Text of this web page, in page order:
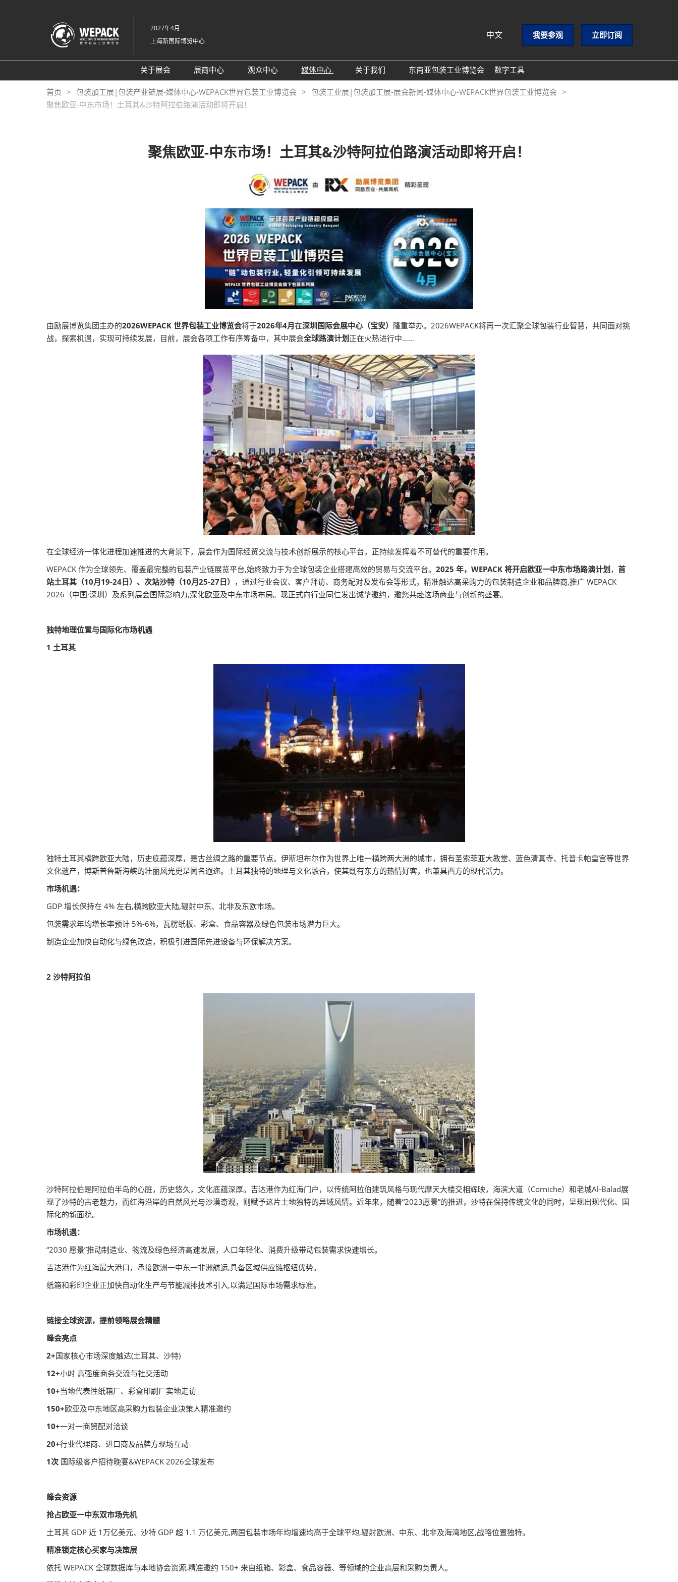
跳
转
容
2027年4月
上海新国际博览中心
中文
English
我要参观 立即订阅
关于展会
展会概况
展品范围
支持媒体
展馆平面图
展商中心
展位预定
参展理由
观众中心
观众预登记
媒体中心
展会新闻
订阅电邮
关于我们
主办方介绍
东南亚包装工业博览会
数字工具
GloConverting
首页 包装加工展|包装产业链展-媒体中心-WEPACK世界包装工业博览会
包装工业展|包装加工展-展会新闻-媒体中心-WEPACK世界包装工业博览会
聚焦欧亚-中东市场！土耳其&沙特阿拉伯路演活动即将开启！
聚焦欧亚-中东市场！土耳其&沙特阿拉伯路演活动即将开启！
由励展博览集团主办的2026WEPACK 世界包装工业博览会将于2026年4月在深圳国际会展中心（宝安） 隆重举办。2026WEPACK将再一次汇聚全球包装行业智慧，共同面对挑
战，探索机遇，实现可持续发展，目前，展会各项工作有序筹备中，其中展会全球路演计划 正在火热进行中……
在全球经济一体化进程加速推进的大背景下，展会作为国际经贸交流与技术创新展示的核心平台，正持续发挥着不可替代的重要作用。
WEPACK 作为全球领先、覆盖最完整的包装产业链展览平台,始终致力于为全球包装企业搭建高效的贸易与交流平台。 2025 年，WEPACK 将开启欧亚一中东市场路演计划 ， 首
站土耳其（10月19-24日）、次站沙特（10月25-27日） ，通过行业会议、客户拜访、商务配对及发布会等形式，精准触达高采购力的包装制造企业和品牌商,推广 WEPACK
2026（中国·深圳）及系列展会国际影响力,深化欧亚及中东市场布局。现正式向行业同仁发出诚挚邀约，邀您共赴这场商业与创新的盛宴。
独特地理位置与国际化市场机遇
1 土耳其
独特土耳其横跨欧亚大陆，历史底蕴深厚，是古丝绸之路的重要节点。伊斯坦布尔作为世界上唯一横跨两大洲的城市，拥有圣索菲亚大教堂、蓝色清真寺、托普卡帕皇宫等世界
文化遗产，博斯普鲁斯海峡的壮丽风光更是闻名遐迩。土耳其独特的地理与文化融合，使其既有东方的热情好客，也兼具西方的现代活力。
市场机遇：
GDP 增长保持在 4% 左右,横跨欧亚大陆,辐射中东、北非及东欧市场。
包装需求年均增长率预计 5%-6%，瓦楞纸板、彩盒、食品容器及绿色包装市场潜力巨大。
制造企业加快自动化与绿色改造，积极引进国际先进设备与环保解决方案。
2 沙特阿拉伯
沙特阿拉伯是阿拉伯半岛的心脏，历史悠久，文化底蕴深厚。吉达港作为红海门户，以传统阿拉伯建筑风格与现代摩天大楼交相辉映，海滨大道（Corniche）和老城Al-Balad展
现了沙特的古老魅力，而红海沿岸的自然风光与沙漠奇观，则赋予这片土地独特的异域风情。近年来，随着“2023愿景”的推进，沙特在保持传统文化的同时，呈现出现代化、国
际化的新面貌。
市场机遇：
“2030 愿景”推动制造业、物流及绿色经济高速发展，人口年轻化、消费升级带动包装需求快速增长。
吉达港作为红海最大港口，承接欧洲一中东一非洲航运,具备区域供应链枢纽优势。
纸箱和彩印企业正加快自动化生产与节能减排技术引入,以满足国际市场需求标准。
链接全球资源，提前领略展会精髓
峰会亮点
2+国家核心市场深度触达(土耳其、沙特)
12+小时 高强度商务交流与社交活动
10+当地代表性纸箱厂、彩盒印刷厂实地走访
150+欧亚及中东地区高采购力包装企业决策人精准邀约
10+一对一商贸配对洽谈
20+行业代理商、进口商及品牌方现场互动
1次 国际级客户招待晚宴&WEPACK 2026全球发布
峰会资源
抢占欧亚一中东双市场先机
土耳其 GDP 近 1万亿美元、沙特 GDP 超 1.1 万亿美元,两国包装市场年均增速均高于全球平均,辐射欧洲、中东、北非及海湾地区,战略位置独特。
精准锁定核心买家与决策层
依托 WEPACK 全球数据库与本地协会资源,精准邀约 150+ 来自纸箱、彩盒、食品容器、等领域的企业高层和采购负责人。